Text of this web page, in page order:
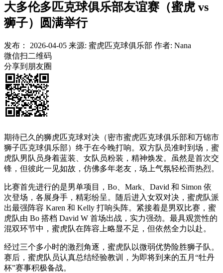
大多伦多匹克球俱乐部友谊赛（蜜虎 vs
狮子）圆满举行
发布： 2026-04-05 来源: 蜜虎匹克球俱乐部 作者: Nana
微信扫二维码
分享到朋友圈
期待已久的狮虎匹克球对决（密市蜜虎匹克球俱乐部和万锦市
狮子匹克球俱乐部）终于在今晚打响。双方队员准时到场，蜜
虎队男队员身着蓝装、女队员粉装，精神焕发。虽然是首次交
锋，但彼此一见如故，仿佛多年老友，场上气氛轻松而热烈。
比赛首先进行的是男单项目，Bo、Mark、David 和 Simon 依
次登场，各展身手，精彩纷呈。随后进入女双对决，蜜虎队派
出最强阵容 Karen 和 Kelly 打响头阵。紧接着是男双比赛，蜜
虎队由 Bo 搭档 David W 首场出战，实力强劲。最具观赏性的
混双环节中，蜜虎队在阵容上略显不足，但依然全力以赴。
经过三个多小时的激烈角逐，蜜虎队以微弱优势险胜狮子队。
赛后，蜜虎队员认真总结经验教训，为即将到来的五月“牡丹
杯”赛事积极备战。